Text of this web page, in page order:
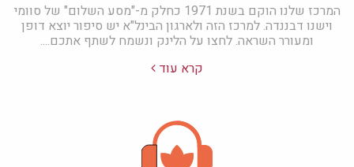
המרכז שלנו הוקם בשנת 1971 כחלק מ-"מסע השלום" של סוומי
וישנו דבננדה. למרכז הזה ולארגון הבינל"א יש סיפור יוצא דופן
ומעורר השראה. לחצו על הלינק ונשמח לשתף אתכם....
קרא עוד